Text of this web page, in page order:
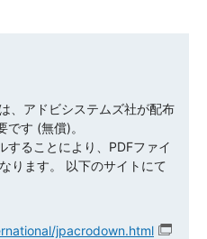
、アドビシステムズ社が配布
す (無償)。
ることにより、PDFファイ
ります。 以下のサイトにて
jpacrodown.html